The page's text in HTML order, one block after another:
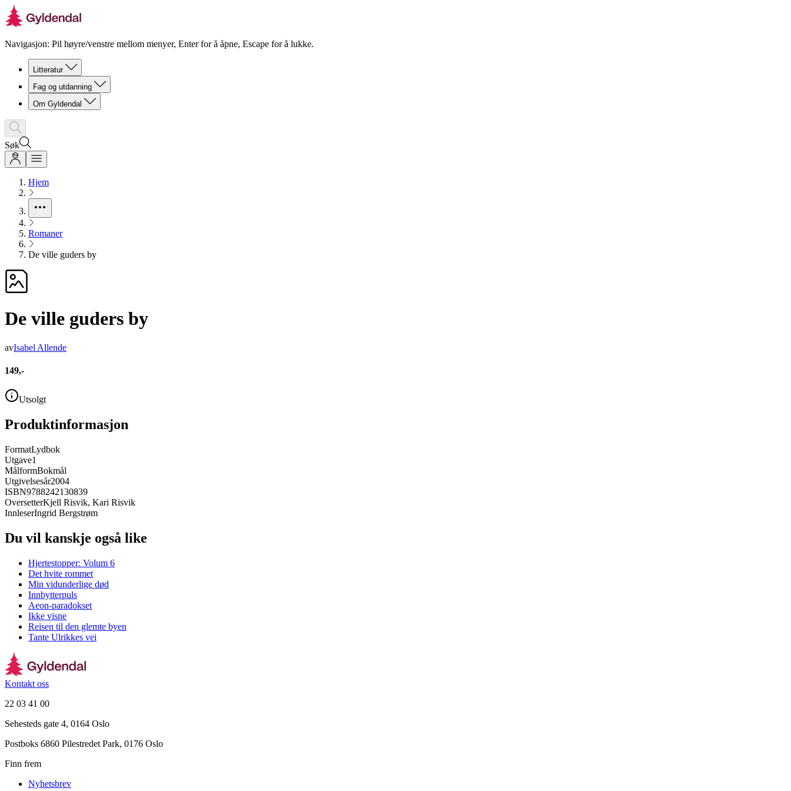
Navigasjon: Pil høyre/venstre mellom menyer, Enter for å åpne, Escape for å lukke.
Litteratur
Fag og utdanning
Om Gyldendal
Søk
Hjem
Romaner
De ville guders by
De ville guders by
avIsabel Allende
149,-
Utsolgt
Produktinformasjon
FormatLydbok
Utgave1
MålformBokmål
Utgivelsesår2004
ISBN9788242130839
OversetterKjell Risvik, Kari Risvik
InnleserIngrid Bergstrøm
Du vil kanskje også like
Hjertestopper: Volum 6
Det hvite rommet
Min vidunderlige død
Innbytterpuls
Aeon-paradokset
Ikke visne
Reisen til den glemte byen
Tante Ulrikkes vei
Kontakt oss
22 03 41 00
Sehesteds gate 4, 0164 Oslo
Postboks 6860 Pilestredet Park, 0176 Oslo
Finn frem
Nyhetsbrev